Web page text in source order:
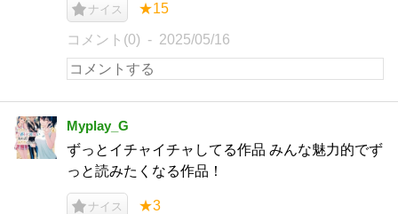
ナイス ★15
コメント(0) 2025/05/16
Myplay_G
ずっとイチャイチャしてる作品 みんな魅力的でず
っと読みたくなる作品！
ナイス ★3